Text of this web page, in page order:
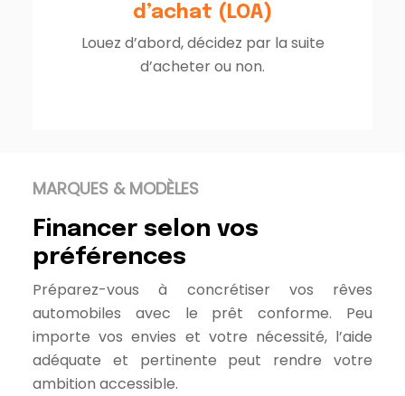
d’achat (LOA)
Louez d’abord, décidez par la suite
d’acheter ou non.
MARQUES & MODÈLES
Financer selon vos
préférences
Préparez-vous à concrétiser vos rêves
automobiles avec le prêt conforme. Peu
importe vos envies et votre nécessité, l’aide
adéquate et pertinente peut rendre votre
ambition accessible.